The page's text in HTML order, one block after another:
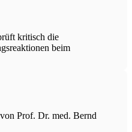
kritisch die
beim
Prof. Dr. med. Bernd